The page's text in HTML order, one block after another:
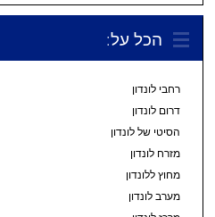
הכל על:
רחבי לונדון
דרום לונדון
הסיטי של לונדון
מזרח לונדון
מחוץ ללונדון
מערב לונדון